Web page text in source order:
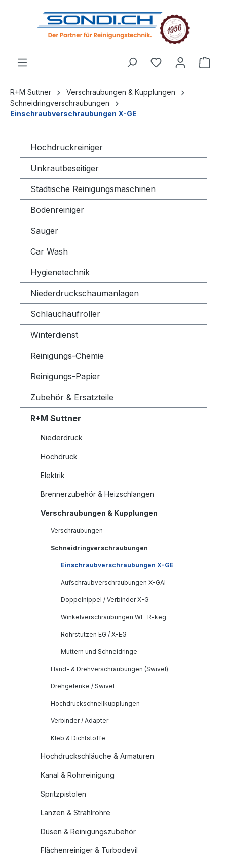
springen
R+M Suttner
Verschraubungen & Kupplungen
Schneidringverschraubungen
Einschraubverschraubungen X-GE
Hochdruckreiniger
Unkrautbeseitiger
Städtische Reinigungsmaschinen
Bodenreiniger
Sauger
Car Wash
Hygienetechnik
Niederdruckschaumanlagen
Schlauchaufroller
Winterdienst
Reinigungs-Chemie
Reinigungs-Papier
Zubehör & Ersatzteile
R+M Suttner
Niederdruck
Hochdruck
Elektrik
Brennerzubehör & Heizschlangen
Verschraubungen & Kupplungen
Verschraubungen
Schneidringverschraubungen
Einschraubverschraubungen X-GE
Aufschraubverschraubungen X-GAI
Doppelnippel / Verbinder X-G
Winkelverschraubungen WE-R-keg.
Rohrstutzen EG / X-EG
Muttern und Schneidringe
Hand- & Drehverschraubungen (Swivel)
Drehgelenke / Swivel
Hochdruckschnellkupplungen
Verbinder / Adapter
Kleb & Dichtstoffe
Hochdruckschläuche & Armaturen
Kanal & Rohrreinigung
Spritzpistolen
Lanzen & Strahlrohre
Düsen & Reinigungszubehör
Flächenreiniger & Turbodevil